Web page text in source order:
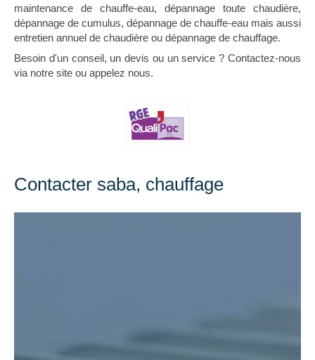
maintenance de chauffe-eau, dépannage toute chaudière,
dépannage de cumulus, dépannage de chauffe-eau mais aussi
entretien annuel de chaudière ou dépannage de chauffage.
Besoin d'un conseil, un devis ou un service ? Contactez-nous
via notre site ou appelez nous.
Contacter saba, chauffage